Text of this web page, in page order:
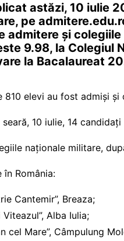
astăzi, 10 iulie
pe
admitere și
9.98, la Colegiul
la Bacalaureat
810 elevi au fost admiși
seară, 10 iulie, 14
naționale militare,
România:
Cantemir”, Breaza;
Alba Iulia;
cel Mare”, Câmpulung